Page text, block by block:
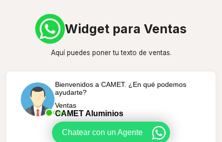
Widget para Ventas
Aquí puedes poner tu texto de ventas.
Online
Bienvenidos a CAMET. ¿En qué podemos
ayudarte?
Ventas
CAMET Aluminios
Chatear con un Agente